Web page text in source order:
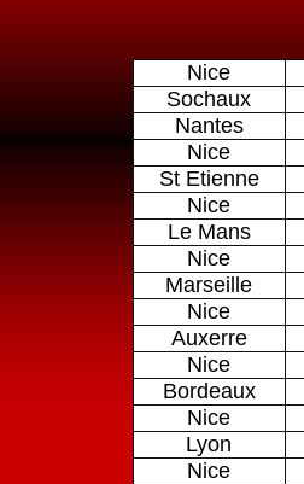
Nice
Sochaux
Nantes
Nice
St Etienne
Nice
Le Mans
Nice
Marseille
Nice
Auxerre
Nice
Bordeaux
Nice
Lyon
Nice